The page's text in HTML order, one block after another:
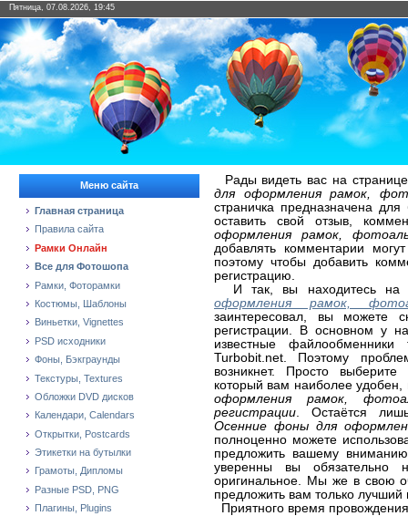
Пятница, 07.08.2026, 19:45
Меню сайта
Главная страница
Правила сайта
Рамки Онлайн
Все для Фотошопа
Рамки, Фоторамки
Костюмы, Шаблоны
Виньетки, Vignettes
PSD исходники
Фоны, Бэкграунды
Текстуры, Textures
Обложки DVD дисков
Календари, Calendars
Открытки, Postcards
Этикетки на бутылки
Грамоты, Дипломы
Разные PSD, PNG
Плагины, Plugins
Рады видеть вас на
для оформления рамок,
страничка предназначена
оставить свой отзыв,
оформления рамок,
добавлять комментарии
поэтому чтобы добавить
регистрацию.
И так, вы находитесь на
оформления рамок,
заинтересовал, вы можете
регистрации. В основном у
известные
Turbobit.net. Поэтому
возникнет. Просто
который вам наиболее
оформления рамок,
регистрации. Остаётся
Осенние фоны для
полноценно можете
предложить вашему
уверенны вы обязательно
оригинальное. Мы же в свою
предложить вам только
Приятного время